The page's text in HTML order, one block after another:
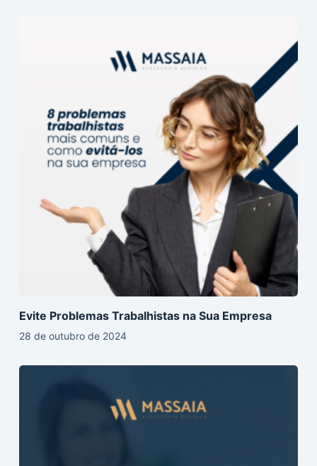
Evite Problemas Trabalhistas na Sua Empresa
28 de outubro de 2024